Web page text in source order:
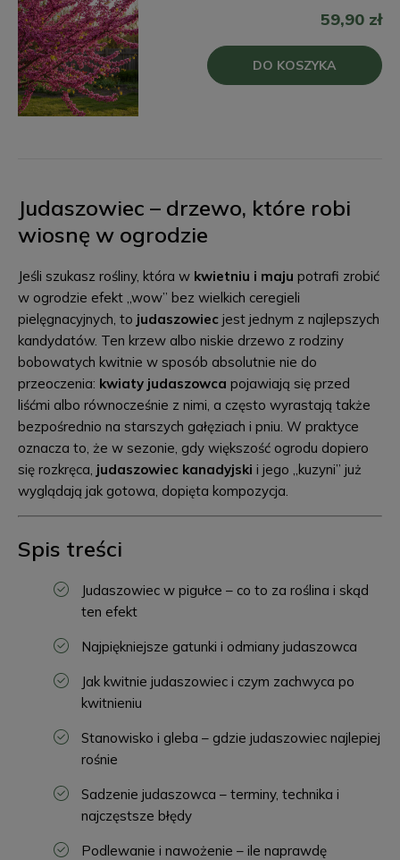
59,90 zł
DO KOSZYKA
Judaszowiec – drzewo, które robi
wiosnę w ogrodzie
Jeśli szukasz rośliny, która w kwietniu i maju potrafi zrobić
w ogrodzie efekt „wow” bez wielkich ceregieli
pielęgnacyjnych, to judaszowiec jest jednym z najlepszych
kandydatów. Ten krzew albo niskie drzewo z rodziny
bobowatych kwitnie w sposób absolutnie nie do
przeoczenia: kwiaty judaszowca pojawiają się przed
liśćmi albo równocześnie z nimi, a często wyrastają także
bezpośrednio na starszych gałęziach i pniu. W praktyce
oznacza to, że w sezonie, gdy większość ogrodu dopiero
się rozkręca, judaszowiec kanadyjski i jego „kuzyni” już
wyglądają jak gotowa, dopięta kompozycja.
Spis treści
Judaszowiec w pigułce – co to za roślina i skąd
ten efekt
Najpiękniejsze gatunki i odmiany judaszowca
Jak kwitnie judaszowiec i czym zachwyca po
kwitnieniu
Stanowisko i gleba – gdzie judaszowiec najlepiej
rośnie
Sadzenie judaszowca – terminy, technika i
najczęstsze błędy
Podlewanie i nawożenie – ile naprawdę